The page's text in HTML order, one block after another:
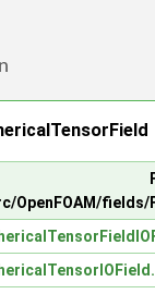
OpenFOAM/